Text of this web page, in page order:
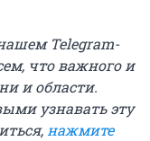
Telegram-
что важного и
и области.
узнавать эту
нажмите